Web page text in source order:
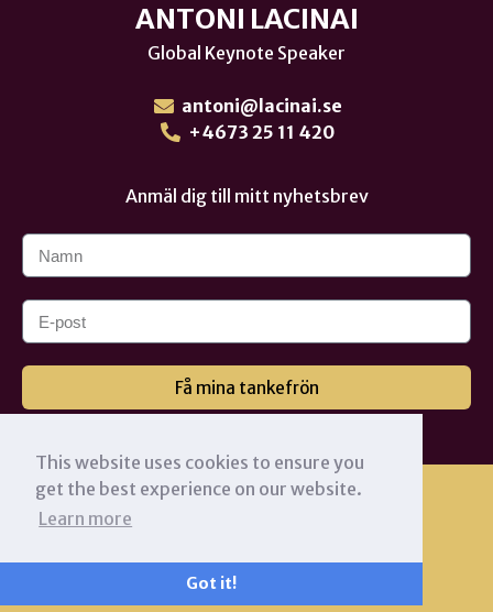
This website uses cookies to ensure you
get the best experience on our website.
Learn more
Got it!
ANTONI LACINAI
Global Keynote Speaker
antoni@lacinai.se
+4673 25 11 420
Anmäl dig till mitt nyhetsbrev
Få mina tankefrön